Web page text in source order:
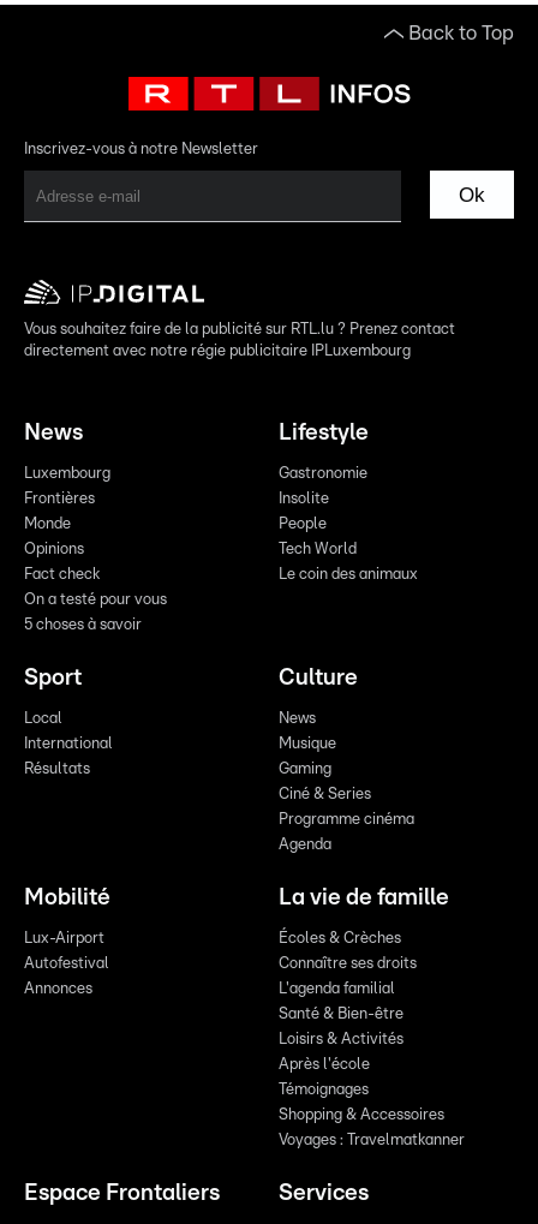
Back to Top
Inscrivez-vous à notre Newsletter
Ok
Vous souhaitez faire de la publicité sur RTL.lu ? Prenez contact
directement avec notre régie publicitaire IPLuxembourg
News
Luxembourg
Frontières
Monde
Opinions
Fact check
On a testé pour vous
5 choses à savoir
Lifestyle
Gastronomie
Insolite
People
Tech World
Le coin des animaux
Sport
Local
International
Résultats
Culture
News
Musique
Gaming
Ciné & Series
Programme cinéma
Agenda
Mobilité
Lux-Airport
Autofestival
Annonces
La vie de famille
Écoles & Crèches
Connaître ses droits
L'agenda familial
Santé & Bien-être
Loisirs & Activités
Après l'école
Témoignages
Shopping & Accessoires
Voyages : Travelmatkanner
Espace Frontaliers Services